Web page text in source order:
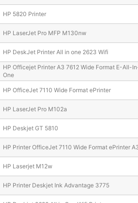
HP 5820 Printer
HP LaserJet Pro MFP M130nw
HP DeskJet Printer All in one 2623 Wifi
HP Officejet Printer A3 7612 Wide Format E-All-
One
HP OfficeJet 7110 Wide Format ePrinter
HP LaserJet Pro M102a
HP Deskjet GT 5810
HP Printer OfficeJet 7110 Wide Format ePrinter
HP Laserjet M12w
HP Printer Deskjet Ink Advantage 3775